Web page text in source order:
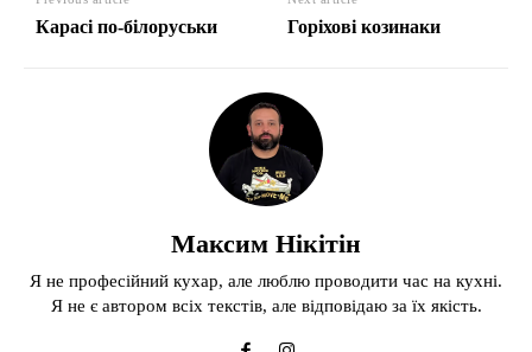
Карасі по-білоруськи Горіхові козинаки
Максим Нікітін
Я не професійний кухар, але люблю проводити час на кухні.
Я не є автором всіх текстів, але відповідаю за їх якість.